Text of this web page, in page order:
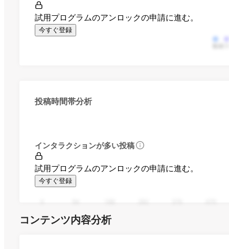
試用プログラムのアンロックの申請に進む。
今すぐ登録
投稿時間帯分析
インタラクションが多い投稿
試用プログラムのアンロックの申請に進む。
今すぐ登録
コンテンツ内容分析